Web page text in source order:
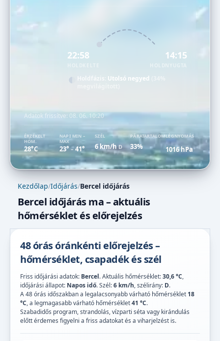
22:58 14:15
HOLDNYUGTA
Holdfázis: Utolsó negyed
Adatok frissítve: 08. 06. 10:20
ÉRZÉKELT
HŐM.
28°C
NAPI MIN –
MAX
23° –41°
SZÉL
6 km/hD
PÁRATARTALOM
33%
LÉGNYOMÁS
1016 hPa
Kezdőlap/Időjárás/Bercel időjárás
Bercel időjárás ma – aktuális
hőmérséklet és előrejelzés
48 órás óránkénti előrejelzés –
hőmérséklet, csapadék és szél
Friss időjárási adatok: Bercel. Aktuális hőmérséklet:30,6 °C,
időjárási állapot: Napos idő. Szél:6 km/h, szélirány: D.
A 48 órás időszakban a legalacsonyabb várható hőmérséklet 18
°C, a legmagasabb várható hőmérséklet41 °C.
Szabadidős program, strandolás, vízparti séta vagy kirándulás
előtt érdemes figyelni a friss adatokat és a viharjelzést is.